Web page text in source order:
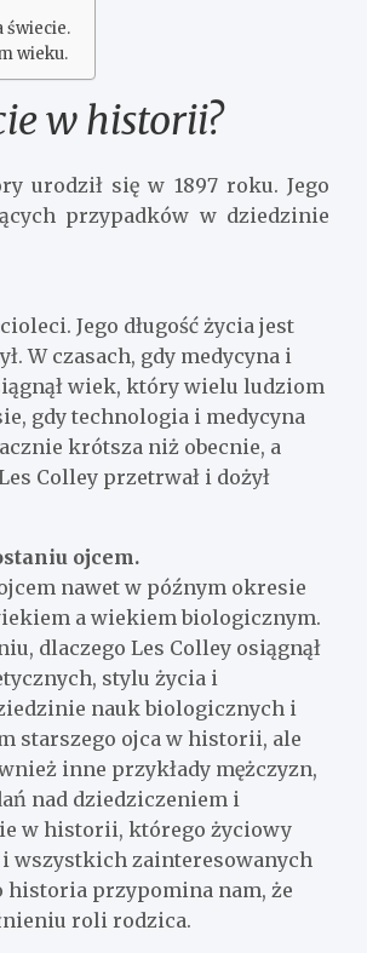
świecie.
wieku.
w historii?
urodził się w 1897 roku. Jego
przypadków w dziedzinie
Jego długość życia jest
W czasach, gdy medycyna i
wiek, który wielu ludziom
gdy technologia i medycyna
krótsza niż obecnie, a
Colley przetrwał i dożył
ojcem.
nawet w późnym okresie
a wiekiem biologicznym.
dlaczego Les Colley osiągnął
stylu życia i
nauk biologicznych i
starszego ojca w historii, ale
inne przykłady mężczyzn,
nad dziedziczeniem i
w historii, którego życiowy
wszystkich zainteresowanych
historia przypomina nam, że
roli rodzica.